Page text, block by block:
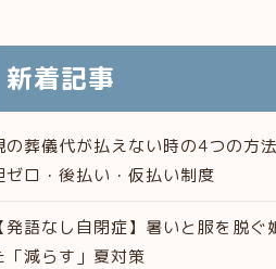
新着記事
の葬儀代が払えない時の4つの方
ゼロ・後払い・仮払い制度
【発語なし自閉症】暑いと服を脱ぐ
「減らす」夏対策